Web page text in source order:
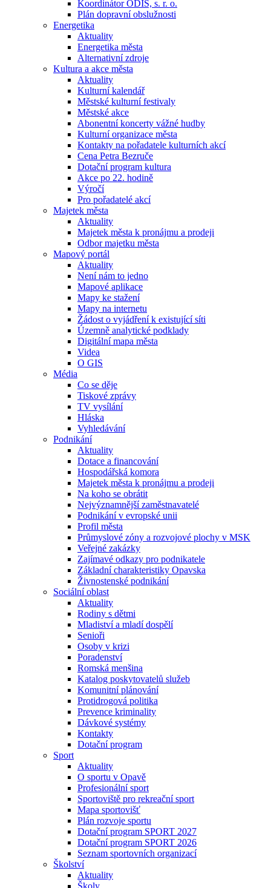
Koordinátor ODIS, s. r. o.
Plán dopravní obslužnosti
Energetika
Aktuality
Energetika města
Alternativní zdroje
Kultura a akce města
Aktuality
Kulturní kalendář
Městské kulturní festivaly
Městské akce
Abonentní koncerty vážné hudby
Kulturní organizace města
Kontakty na pořadatele kulturních akcí
Cena Petra Bezruče
Dotační program kultura
Akce po 22. hodině
Výročí
Pro pořadatelé akcí
Majetek města
Aktuality
Majetek města k pronájmu a prodeji
Odbor majetku města
Mapový portál
Aktuality
Není nám to jedno
Mapové aplikace
Mapy ke stažení
Mapy na internetu
Žádost o vyjádření k existující síti
Územně analytické podklady
Digitální mapa města
Videa
O GIS
Média
Co se děje
Tiskové zprávy
TV vysílání
Hláska
Vyhledávání
Podnikání
Aktuality
Dotace a financování
Hospodářská komora
Majetek města k pronájmu a prodeji
Na koho se obrátit
Nejvýznamnější zaměstnavatelé
Podnikání v evropské unii
Profil města
Průmyslové zóny a rozvojové plochy v MSK
Veřejné zakázky
Zajímavé odkazy pro podnikatele
Základní charakteristiky Opavska
Živnostenské podnikání
Sociální oblast
Aktuality
Rodiny s dětmi
Mladiství a mladí dospělí
Senioři
Osoby v krizi
Poradenství
Romská menšina
Katalog poskytovatelů služeb
Komunitní plánování
Protidrogová politika
Prevence kriminality
Dávkové systémy
Kontakty
Dotační program
Sport
Aktuality
O sportu v Opavě
Profesionální sport
Sportoviště pro rekreační sport
Mapa sportovišť
Plán rozvoje sportu
Dotační program SPORT 2027
Dotační program SPORT 2026
Seznam sportovních organizací
Školství
Aktuality